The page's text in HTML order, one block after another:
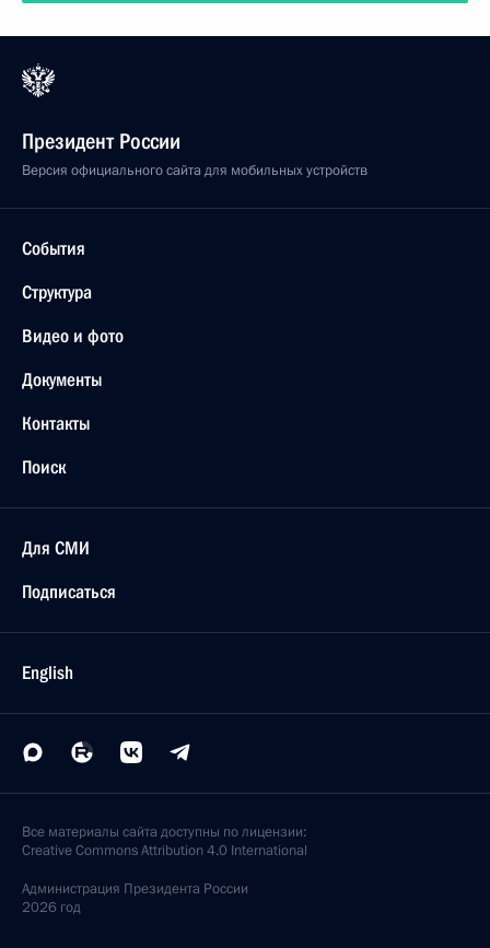
Президент России
Версия официального сайта для мобильных устройств
События
Структура
Видео и фото
Документы
Контакты
Поиск
Для СМИ
Подписаться
English
Все материалы сайта доступны по лицензии:
Creative Commons Attribution 4.0 International
Администрация Президента России
2026 год